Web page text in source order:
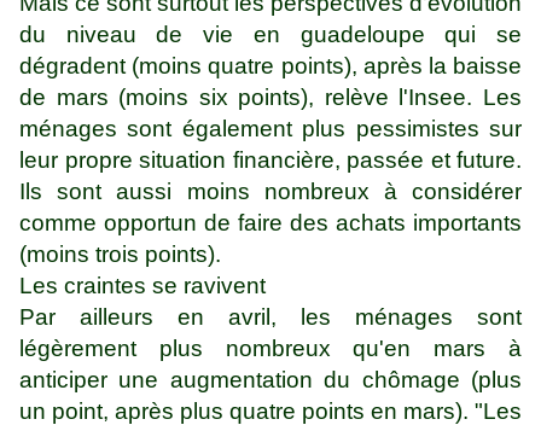
du niveau de vie en guadeloupe qui se
dégradent (moins quatre points), après la baisse
de mars (moins six points), relève l'Insee. Les
ménages sont également plus pessimistes sur
leur propre situation financière, passée et future.
Ils sont aussi moins nombreux à considérer
comme opportun de faire des achats importants
(moins trois points).
Les craintes se ravivent
Par ailleurs en avril, les ménages sont
légèrement plus nombreux qu'en mars à
anticiper une augmentation du chômage (plus
un point, après plus quatre points en mars). "Les